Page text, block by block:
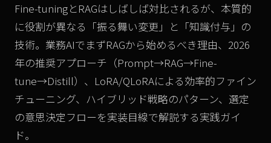
Fine-tuningとRAGはしばしば対比されるが、本質的
に役割が異なる「振る舞い変更」と「知識付与」の
技術。業務AIでまずRAGから始めるべき理由、2026
年の推奨アプローチ（Prompt→RAG→Fine-
tune→Distill）、LoRA/QLoRAによる効率的ファイン
チューニング、ハイブリッド戦略のパターン、選定
の意思決定フローを実装目線で解説する実践ガイ
ド。